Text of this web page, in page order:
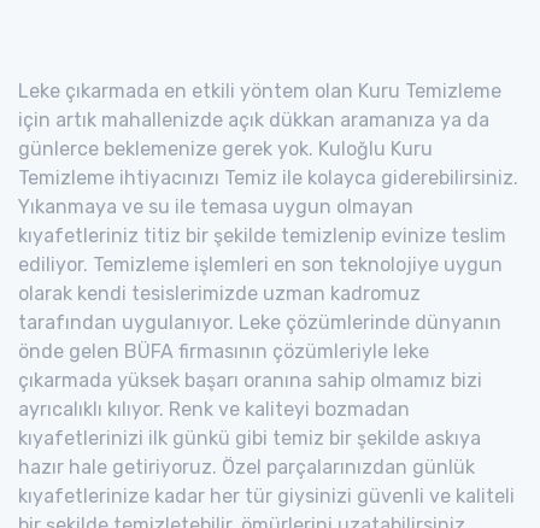
Leke çıkarmada en etkili yöntem olan Kuru Temizleme
için artık mahallenizde açık dükkan aramanıza ya da
günlerce beklemenize gerek yok. Kuloğlu Kuru
Temizleme ihtiyacınızı Temiz ile kolayca giderebilirsiniz.
Yıkanmaya ve su ile temasa uygun olmayan
kıyafetleriniz titiz bir şekilde temizlenip evinize teslim
ediliyor. Temizleme işlemleri en son teknolojiye uygun
olarak kendi tesislerimizde uzman kadromuz
tarafından uygulanıyor. Leke çözümlerinde dünyanın
önde gelen BÜFA firmasının çözümleriyle leke
çıkarmada yüksek başarı oranına sahip olmamız bizi
ayrıcalıklı kılıyor. Renk ve kaliteyi bozmadan
kıyafetlerinizi ilk günkü gibi temiz bir şekilde askıya
hazır hale getiriyoruz. Özel parçalarınızdan günlük
kıyafetlerinize kadar her tür giysinizi güvenli ve kaliteli